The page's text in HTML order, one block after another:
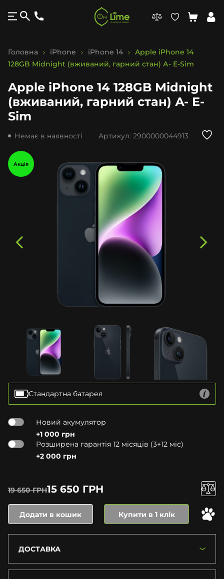
Головна iPhone iPhone 14
Apple iPhone 14
128GB Midnight (вживаний, гарний стан) А- E-Sim
Apple iPhone 14 128GB Midnight
(вживаний, гарний стан) А- E-
Sim
Немає в наявності Артикул: 2900000044913
Акція
Стандартна батарея
Новий акумулятор
+1 000 грн
Розширена гарантія 12 місяців (3+12 міс)
+2 000 грн
19 650 ГРН15 650 ГРН
Додати в кошик Купити в 1 клік
ДОСТАВКА